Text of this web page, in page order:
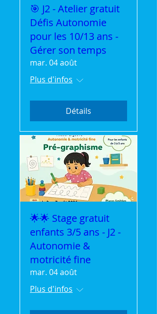
🎯 J2 - Atelier gratuit
Défis Autonomie
pour les 10/13 ans -
Gérer son temps
mar. 04 août
Plus d'infos
Détails
🌟🌟 Stage gratuit
enfants 3/5 ans - J2 -
Autonomie &
motricité fine
mar. 04 août
Plus d'infos